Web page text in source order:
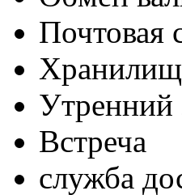
Почтовая
Утренний
Встреча
служба